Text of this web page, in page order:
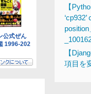
【
【
項目を